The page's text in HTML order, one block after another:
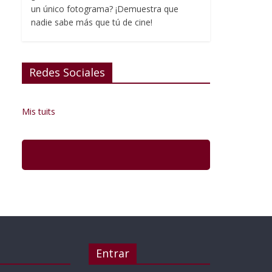
un único fotograma? ¡Demuestra que
nadie sabe más que tú de cine!
Redes Sociales
Mis tuits
Entrar